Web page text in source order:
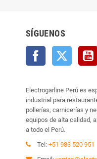
SÍGUENOS
Facebook Twitter
Electrogarline Perú es
industrial para
pollerías, carnicerías y
equipos de alta calidad,
a todo el Perú.
Tel: +51 983 520 951